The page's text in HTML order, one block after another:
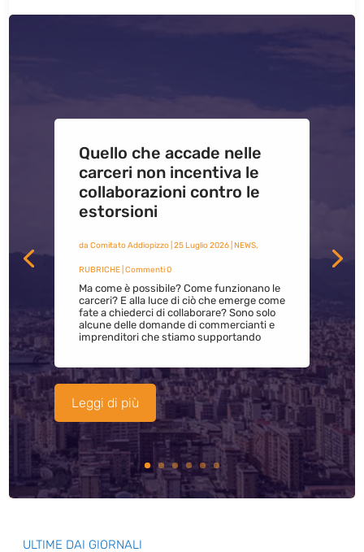
Quello che accade nelle
carceri non incentiva le
collaborazioni contro le
estorsioni
da Comitato Addiopizzo| 25 Luglio 2026| NEWS,
RUBRICHE| Commenti 0
Ma come è possibile? Come funzionano le
carceri? E alla luce di ciò che emerge come
fate a chiederci di collaborare? Sono solo
alcune delle domande di commercianti e
imprenditori che stiamo supportando
Leggi di più
ULTIME DAI GIORNALI